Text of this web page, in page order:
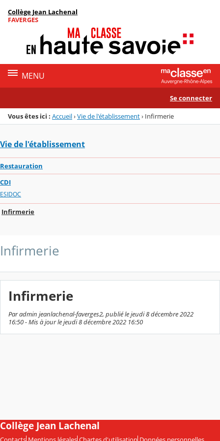
Menu de la rubrique
Contenu
Collège Jean Lachenal
FAVERGES
MENU
Se connecter
Vous êtes ici : Accueil›Vie de l'établissement› Infirmerie
Vie de l'établissement
Restauration
CDI
ESIDOC
Infirmerie
Infirmerie
Infirmerie
Par admin jeanlachenal-faverges2, publié le jeudi 8 décembre 2022
16:50 - Mis à jour le jeudi 8 décembre 2022 16:50
Collège Jean Lachenal